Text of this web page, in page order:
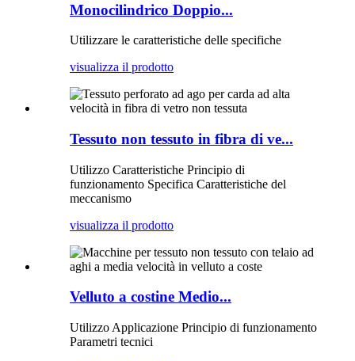
Monocilindrico Doppio...
Utilizzare le caratteristiche delle specifiche
visualizza il prodotto
Tessuto non tessuto in fibra di ve...
Utilizzo Caratteristiche Principio di
funzionamento Specifica Caratteristiche del
meccanismo
visualizza il prodotto
Velluto a costine Medio...
Utilizzo Applicazione Principio di funzionamento
Parametri tecnici